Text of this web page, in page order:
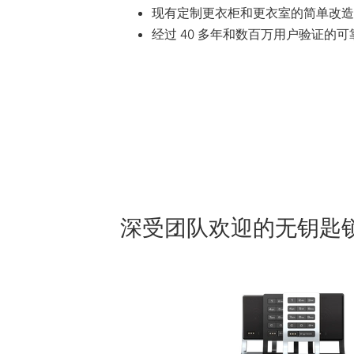
现有定制更衣柜和更衣室的简单改造
经过 40 多年和数百万用户验证的可
深受团队欢迎的无钥匙